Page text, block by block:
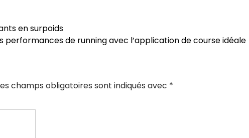
en surpoids
performances de running avec l’application de course idéale
champs obligatoires sont indiqués avec *